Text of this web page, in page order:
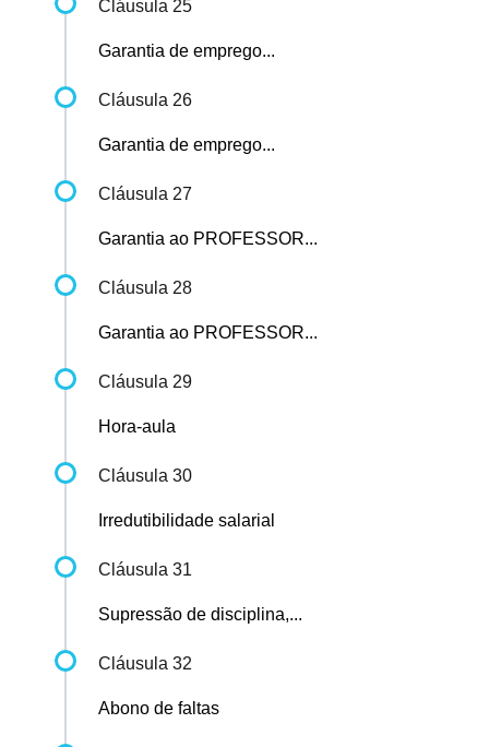
Cláusula 25
Garantia de emprego...
Cláusula 26
Garantia de emprego...
Cláusula 27
Garantia ao PROFESSOR...
Cláusula 28
Garantia ao PROFESSOR...
Cláusula 29
Hora-aula
Cláusula 30
Irredutibilidade salarial
Cláusula 31
Supressão de disciplina,...
Cláusula 32
Abono de faltas